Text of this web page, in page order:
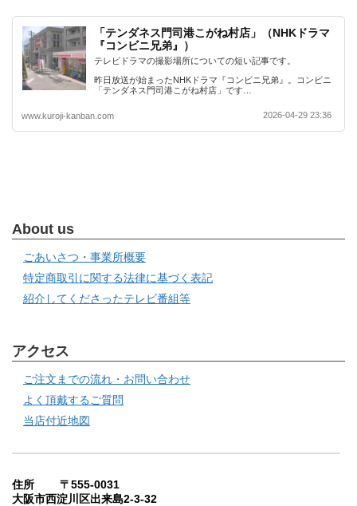
「テンダネス門司港こがね村店」（NHKドラマ
『コンビニ兄弟』）
テレビドラマの撮影場所についての短い記事です。
昨日放送が始まったNHKドラマ『コンビニ兄弟』。コンビニ
「テンダネス門司港こがね村店」です…
www.kuroji-kanban.com 2026-04-29 23:36
About us
ごあいさつ・事業所概要
特定商取引に関する法律に基づく表記
紹介してくださったテレビ番組等
アクセス
ご注文までの流れ・お問い合わせ
よく頂戴するご質問
当店付近地図
住所 〒555-0031
大阪市西淀川区出来島2-3-32